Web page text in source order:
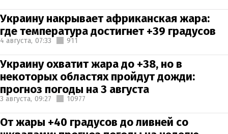
Украину накрывает африканская жара:
где температура достигнет +39 градусов
4 августа, 07:33 911
Украину охватит жара до +38, но в
некоторых областях пройдут дожди:
прогноз погоды на 3 августа
3 августа, 09:27 10977
От жары +40 градусов до ливней со